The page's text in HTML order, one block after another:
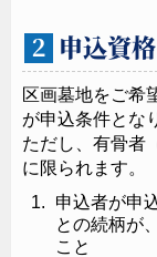
２ 申込資格
区画墓地をご希
が申込条件とな
ただし、有骨者
に限られます。
申込者が申
との続柄が
こと